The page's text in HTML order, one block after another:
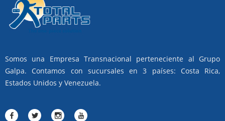
Somos una Empresa Transnacional perteneciente al Grupo
Galpa. Contamos con sucursales en 3 países: Costa Rica,
Estados Unidos y Venezuela.